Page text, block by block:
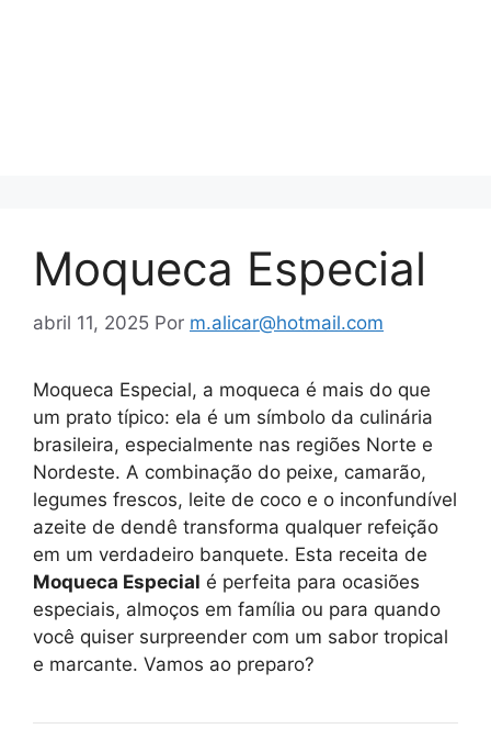
Moqueca Especial
abril 11, 2025 Por m.alicar@hotmail.com
Moqueca Especial, a moqueca é mais do que
um prato típico: ela é um símbolo da culinária
brasileira, especialmente nas regiões Norte e
Nordeste. A combinação do peixe, camarão,
legumes frescos, leite de coco e o inconfundível
azeite de dendê transforma qualquer refeição
em um verdadeiro banquete. Esta receita de
Moqueca Especial é perfeita para ocasiões
especiais, almoços em família ou para quando
você quiser surpreender com um sabor tropical
e marcante. Vamos ao preparo?